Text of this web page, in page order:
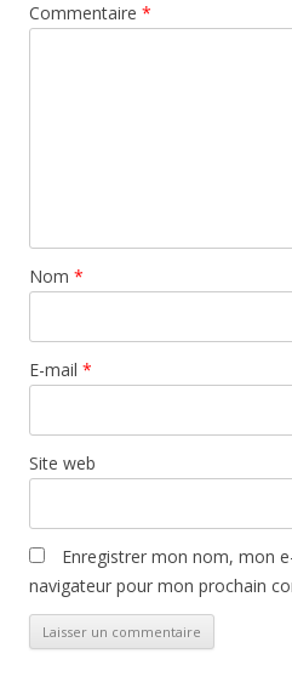
Commentaire *
Nom *
E-mail *
Site web
Enregistrer mon nom, mon
navigateur pour mon prochain